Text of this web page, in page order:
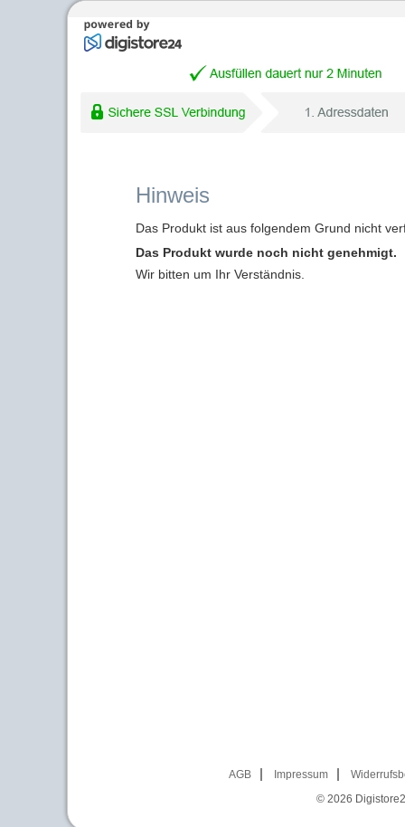
Hinweis
Das Produkt ist aus folgendem Grund nicht
Das Produkt wurde noch nicht genehmigt.
Wir bitten um Ihr Verständnis.
AGB Impressum
© 2026